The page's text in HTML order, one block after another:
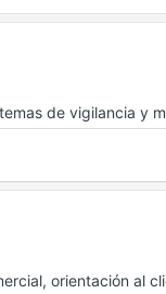
de vigilancia y
orientación al